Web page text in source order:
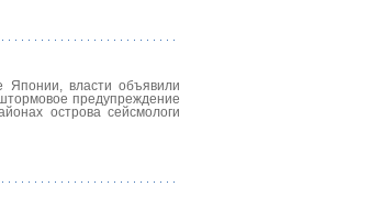
Японии, власти объявили
предупреждение
острова сейсмологи